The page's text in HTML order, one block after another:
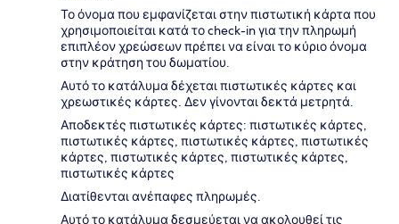
Το όνομα που εμφανίζεται στην πιστωτική κάρτα που
χρησιμοποιείται κατά το check-in για την πληρωμή
επιπλέον χρεώσεων πρέπει να είναι το κύριο όνομα
στην κράτηση του δωματίου.
Αυτό το κατάλυμα δέχεται πιστωτικές κάρτες και
χρεωστικές κάρτες. Δεν γίνονται δεκτά μετρητά.
Αποδεκτές πιστωτικές κάρτες: πιστωτικές κάρτες,
πιστωτικές κάρτες, πιστωτικές κάρτες, πιστωτικές
κάρτες, πιστωτικές κάρτες, πιστωτικές κάρτες,
πιστωτικές κάρτες
Διατίθενται ανέπαφες πληρωμές.
Αυτό το κατάλυμα δεσμεύεται να ακολουθεί τις